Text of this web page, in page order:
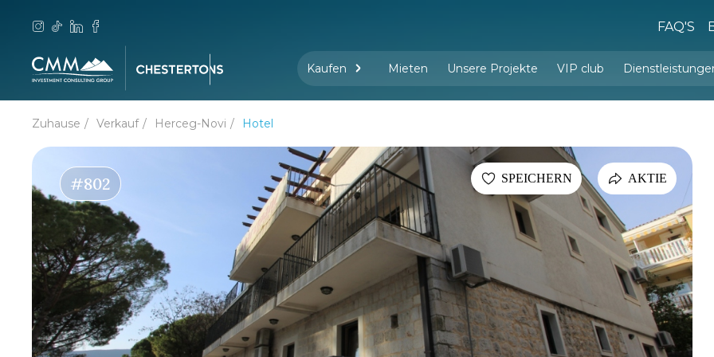
FAQ'S
Kaufen Mieten Unsere Projekte VIP club
Zuhause Verkauf Herceg-Novi Hotel
#802 SPEICHERN AKTIE